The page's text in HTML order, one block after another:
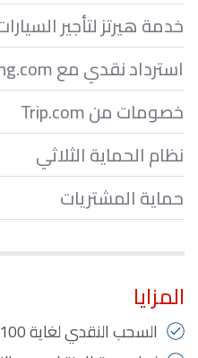
خدمة هيرتز لتأجير
استرداد نقدي مع Booking.com
خصومات من Trip.com
نظام الحماية الثلاثي
حماية المشتريات
المزايا
السحب النقدي لغاية 100 % من الحد الائتماني.